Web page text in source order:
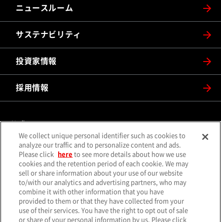
ニュースルーム
サステナビリティ
投資家情報
採用情報
公式SNS
X（旧Twitter） （別ウィンドウで開く）
Facebook（別ウィンドウで開
Instagram （別ウィンドウで開く）YouTube （別ウィンドウで開
LINE（別ウィンドウで開く） メールマガジン（別ウィンド
ソーシャルメディア一覧
We collect unique personal identifier such as cookies to
analyze our traffic and to personalize content and ads.
Please click
here to see more details about how we use
cookies and the retention period of each cookie. We may
sell or share information about your use of our website
to/with our analytics and advertising partners, who may
combine it with other information that you have
provided to them or that they have collected from your
use of their services. You have the right to opt out of sale
or share of your personal information by us. Please click